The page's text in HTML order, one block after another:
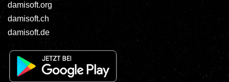
damisoft.org
damisoft.ch
damisoft.de